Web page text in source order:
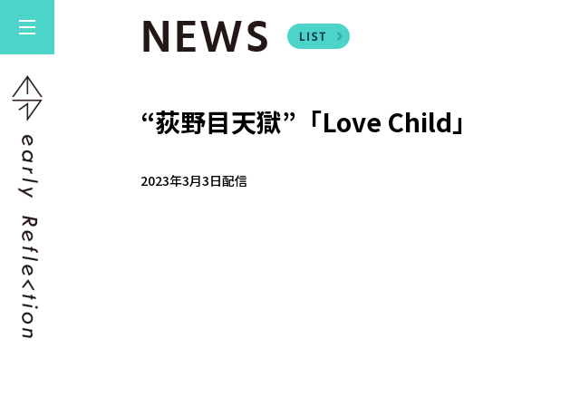
NEWS
“荻野⽬天獄”「Love Child」
2023年3月3日配信